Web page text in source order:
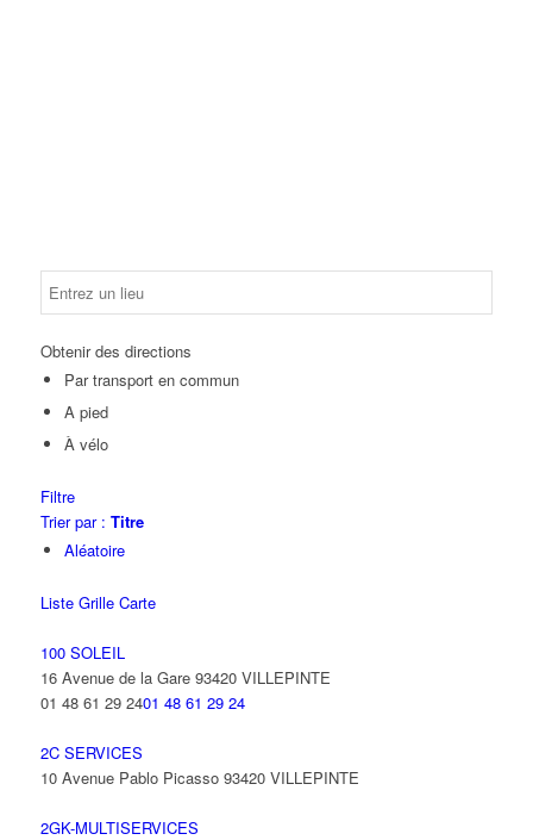
Obtenir des directions
Par transport en commun
A pied
À vélo
Filtre
Trier par : Titre
Aléatoire
Liste Grille Carte
100 SOLEIL
16 Avenue de la Gare 93420 VILLEPINTE
01 48 61 29 2401 48 61 29 24
2C SERVICES
10 Avenue Pablo Picasso 93420 VILLEPINTE
2GK-MULTISERVICES